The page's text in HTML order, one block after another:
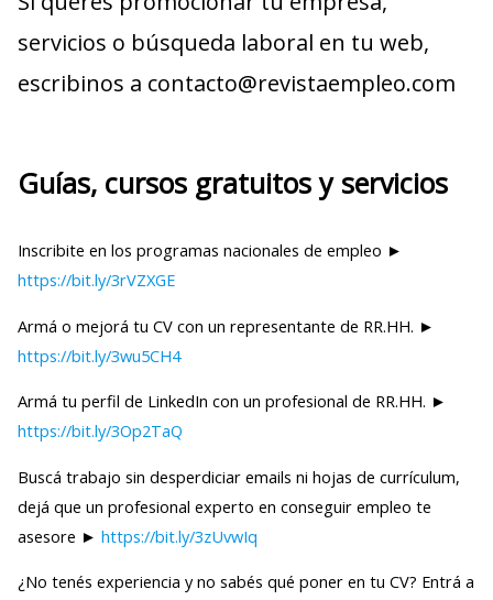
servicios o búsqueda laboral en tu web,
escribinos a contacto@revistaempleo.com
Guías, cursos gratuitos y servicios
Inscribite en los programas nacionales de empleo ►
https://bit.ly/3rVZXGE
Armá o mejorá tu CV con un representante de RR.HH. ►
https://bit.ly/3wu5CH4
Armá tu perfil de LinkedIn con un profesional de RR.HH. ►
https://bit.ly/3Op2TaQ
Buscá trabajo sin desperdiciar emails ni hojas de currículum,
dejá que un profesional experto en conseguir empleo te
asesore ► https://bit.ly/3zUvwIq
¿No tenés experiencia y no sabés qué poner en tu CV? Entrá a